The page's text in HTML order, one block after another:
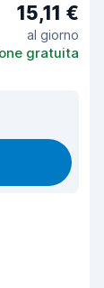
15,11 €
al giorno
gratuita